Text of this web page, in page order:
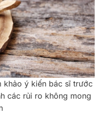
khảo ý kiến bác sĩ trước
các rủi ro không mong